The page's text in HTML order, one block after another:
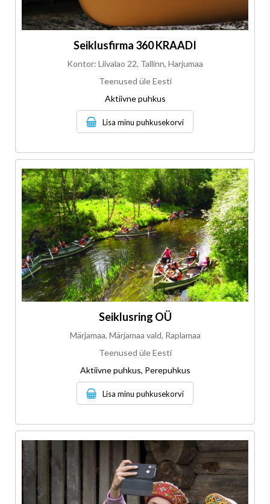
Seiklusfirma 360 KRAADI
Kontor: Liivalao 22, Tallinn, Harjumaa
Teenused üle Eesti
Aktiivne puhkus
Lisa minu puhkusekorvi
Seiklusring OÜ
Märjamaa, Märjamaa vald, Raplamaa
Teenused üle Eesti
Aktiivne puhkus, Perepuhkus
Lisa minu puhkusekorvi